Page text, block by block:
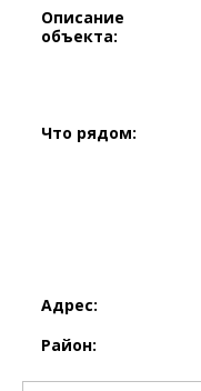
Описание
объекта:
Что рядом:
Адрес:
Район: